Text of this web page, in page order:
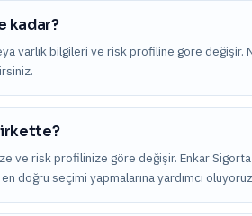
kadar?
varlık bilgileri ve risk profiline göre değişir.
ve risk profilinize göre değişir. Enkar
doğru seçimi yapmalarına yardımcı